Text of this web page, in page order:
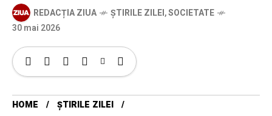
REDACȚIA ZIUA ȘTIRILE ZILEI,SOCIETATE
30 mai 2026
HOME
ȘTIRILE ZILEI